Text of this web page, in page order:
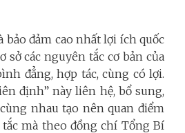
bảo đảm cao nhất lợi ích quốc
sở các nguyên tắc cơ bản của
đẳng, hợp tác, cùng có lợi.
định” này liên hệ, bổ sung,
nhau tạo nên quan điểm
mà theo đồng chí Tổng Bí